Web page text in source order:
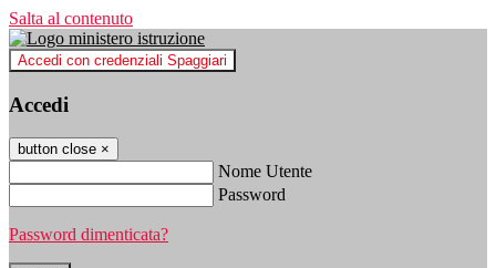
Salta al contenuto
Accedi con credenziali Spaggiari
Accedi
button close ×
Nome Utente
Password
Password dimenticata?